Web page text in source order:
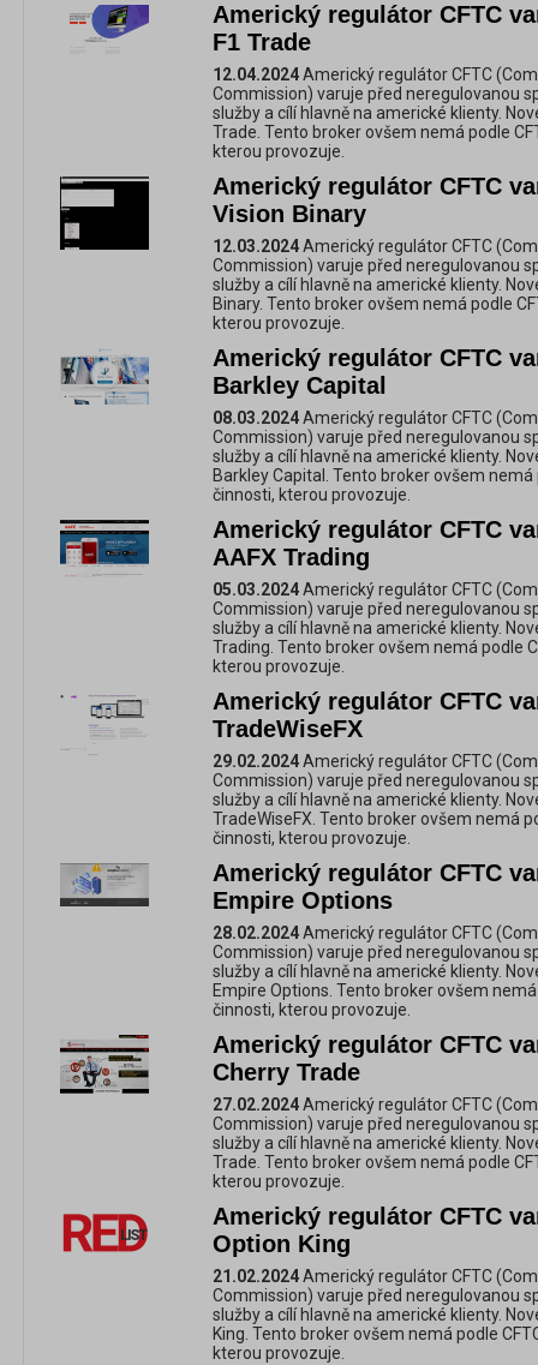
Americký regulátor CFTC
F1 Trade
12.04.2024Americký regulátor CFTC
Commission) varuje před neregulovanou
služby a cílí hlavně na americké klienty.
Trade. Tento broker ovšem nemá podle
kterou provozuje.
Americký regulátor CFTC
Vision Binary
12.03.2024Americký regulátor CFTC
Commission) varuje před neregulovanou
služby a cílí hlavně na americké klienty.
Binary. Tento broker ovšem nemá podle
kterou provozuje.
Americký regulátor CFTC
Barkley Capital
08.03.2024Americký regulátor CFTC
Commission) varuje před neregulovanou
služby a cílí hlavně na americké klienty.
Barkley Capital. Tento broker ovšem
činnosti, kterou provozuje.
Americký regulátor CFTC
AAFX Trading
05.03.2024Americký regulátor CFTC
Commission) varuje před neregulovanou
služby a cílí hlavně na americké klienty.
Trading. Tento broker ovšem nemá podle
kterou provozuje.
Americký regulátor CFTC
TradeWiseFX
29.02.2024Americký regulátor CFTC
Commission) varuje před neregulovanou
služby a cílí hlavně na americké klienty.
TradeWiseFX. Tento broker ovšem nemá
činnosti, kterou provozuje.
Americký regulátor CFTC
Empire Options
28.02.2024Americký regulátor CFTC
Commission) varuje před neregulovanou
služby a cílí hlavně na americké klienty.
Empire Options. Tento broker ovšem
činnosti, kterou provozuje.
Americký regulátor CFTC
Cherry Trade
27.02.2024Americký regulátor CFTC
Commission) varuje před neregulovanou
služby a cílí hlavně na americké klienty.
Trade. Tento broker ovšem nemá podle
kterou provozuje.
Americký regulátor CFTC
Option King
21.02.2024Americký regulátor CFTC
Commission) varuje před neregulovanou
služby a cílí hlavně na americké klienty.
King. Tento broker ovšem nemá podle
kterou provozuje.